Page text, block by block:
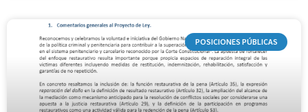
POSICIONES PÚBLICAS